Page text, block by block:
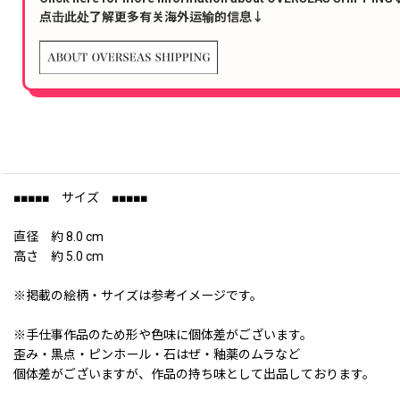
点击此处了解更多有关海外运输的信息↓
■■■■■ サイズ ■■■■■
直径 約 8.0 cm
高さ 約 5.0 cm
※掲載の絵柄・サイズは参考イメージです。
※手仕事作品のため形や色味に個体差がございます。
歪み・黒点・ピンホール・石はぜ・釉薬のムラなど
個体差がございますが、作品の持ち味として出品しております。